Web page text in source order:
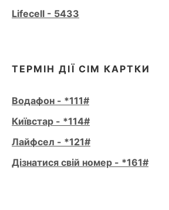
Lifecell - 5433
ТЕРМІН ДІЇ СІМ КАРТКИ
Водафон - *111#
Київстар - *114#
Лайфсел - *121#
Дізнатися свій номер - *161#